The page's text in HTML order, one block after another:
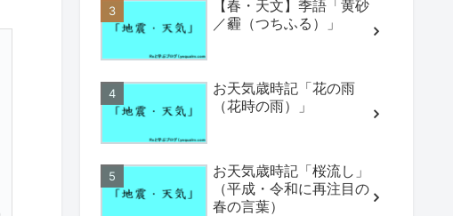
【春・天文】季語「黄砂
／霾（つちふる）」
お天気歳時記「花の雨
（花時の雨）」
お天気歳時記「桜流し」
（平成・令和に再注目の
春の言葉）